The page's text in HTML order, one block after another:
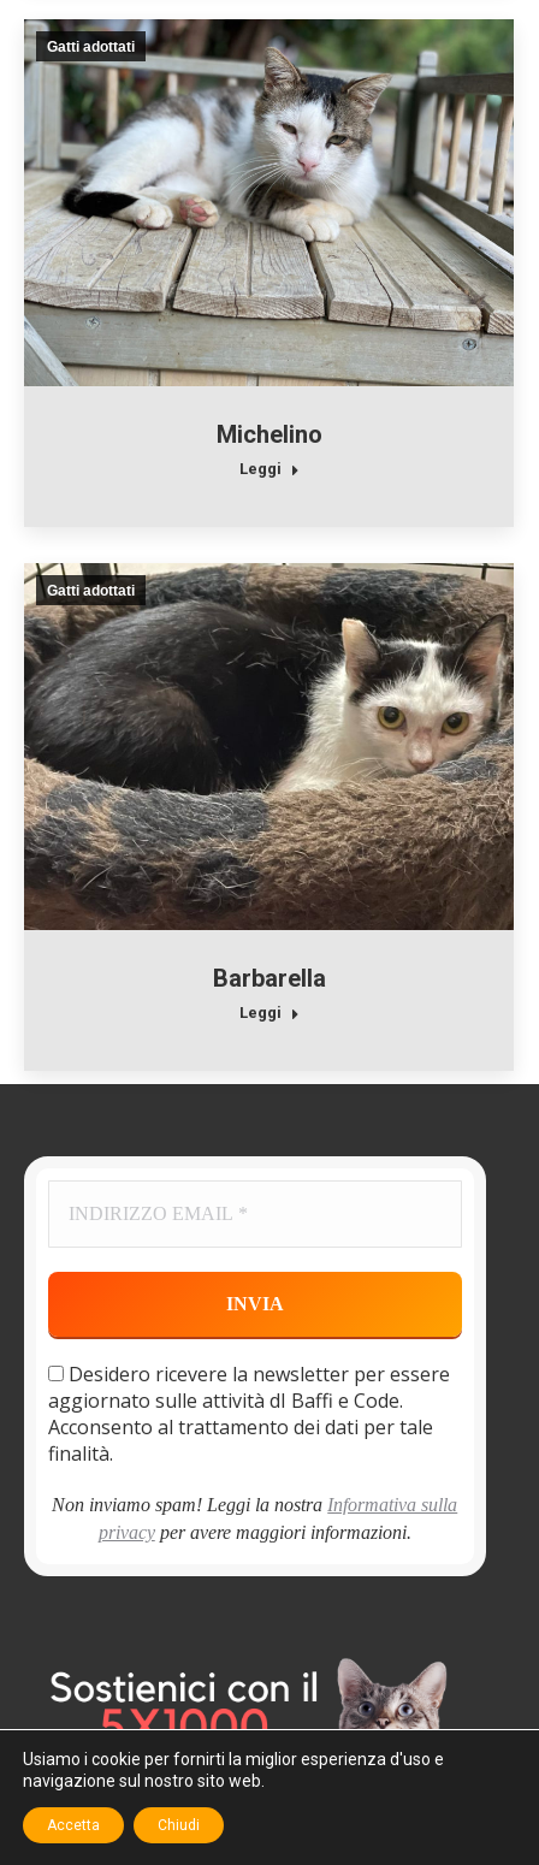
Gatti adottati
Michelino
Leggi
Gatti adottati
Barbarella
Leggi
Desidero ricevere la newsletter per essere
aggiornato sulle attività dI Baffi e Code.
Acconsento al trattamento dei dati per tale
finalità.
Non inviamo spam! Leggi la nostra Informativa sulla
privacyper avere maggiori informazioni.
Usiamo i cookie per fornirti la miglior esperienza d'uso e
navigazione sul nostro sito web.
Accetta Chiudi